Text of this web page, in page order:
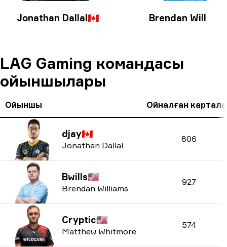
Jonathan Dallal🇨🇦 Brendan Williams
LAG Gaming командасы
ойыншылары
Ойыншы Ойналған
djay🇨🇦
Jonathan Dallal
806
Bwills🇺🇸
Brendan Williams
927
Cryptic🇺🇸
Matthew Whitmore
574